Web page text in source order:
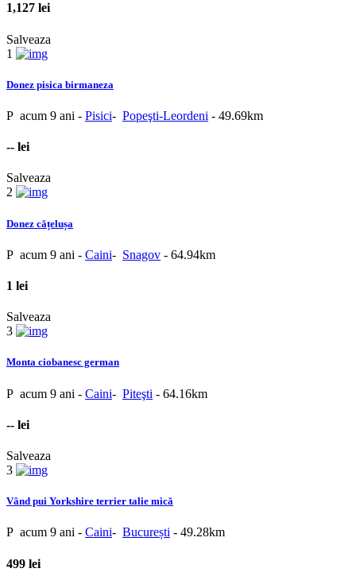
1,127 lei
Salveaza
1
Donez pisica birmaneza
P acum 9 ani - Pisici- Popeşti-Leordeni - 49.69km
-- lei
Salveaza
2
Donez cățelușa
P acum 9 ani - Caini- Snagov - 64.94km
1 lei
Salveaza
3
Monta ciobanesc german
P acum 9 ani - Caini- Piteşti - 64.16km
-- lei
Salveaza
3
Vând pui Yorkshire terrier talie mică
P acum 9 ani - Caini- București - 49.28km
499 lei